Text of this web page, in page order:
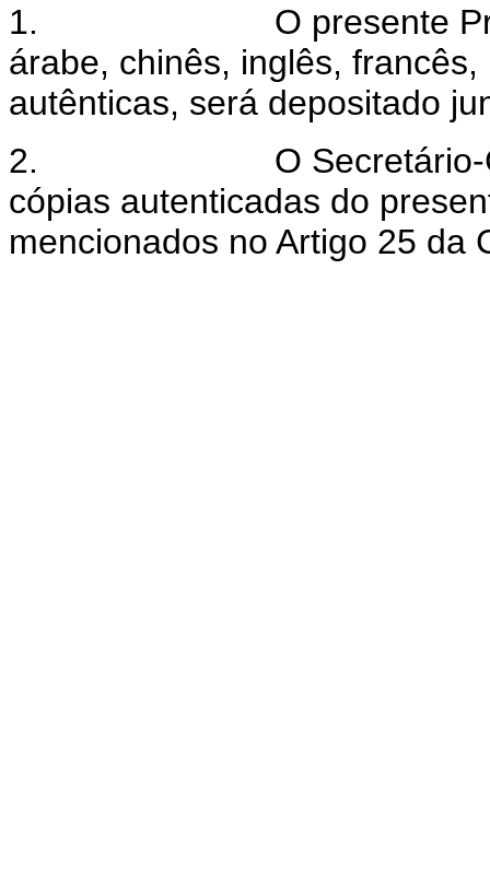
1.
O presente
árabe, chinês, inglês,
autênticas, será depositado
2.
O
cópias autenticadas do
mencionados no Artigo 25 da